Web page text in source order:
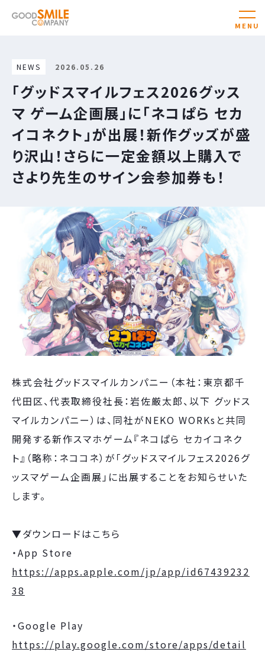
NEWS 2026.05.26
「グッドスマイルフェス2026グッス
マ ゲーム企画展」に「ネコぱら セカ
イコネクト」が出展！新作グッズが盛
り沢山！さらに一定金額以上購入で
さより先生のサイン会参加券も！
株式会社グッドスマイルカンパニー（本社：東京都千
代田区、代表取締役社長：岩佐厳太郎、以下 グッドス
マイルカンパニー）は、同社がNEKO WORKsと共同
開発する新作スマホゲーム『ネコぱら セカイコネク
ト』（略称：ネココネ）が「グッドスマイルフェス2026グ
ッスマゲーム企画展」に出展することをお知らせいた
します。
▼ダウンロードはこちら
・App Store
https://apps.apple.com/jp/app/id67439232
38
・Google Play
https://play.google.com/store/apps/detail